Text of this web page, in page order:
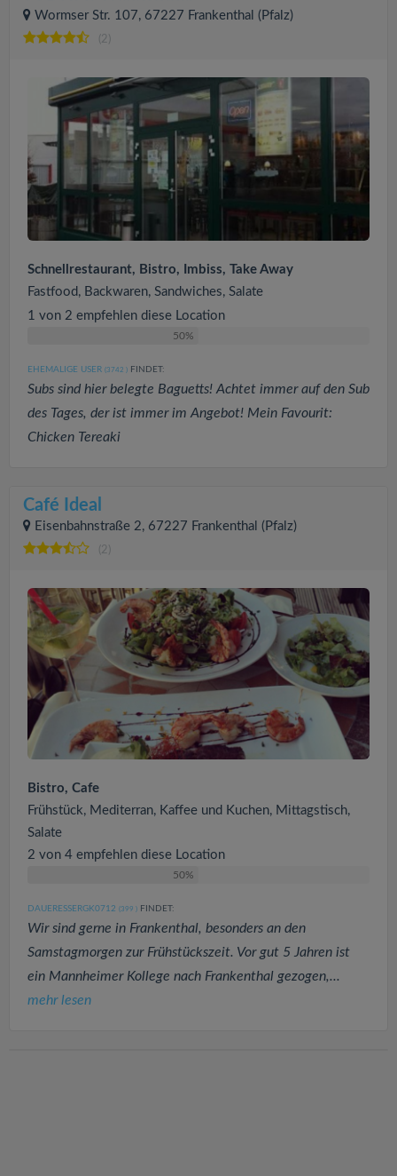
Wormser Str. 107, 67227 Frankenthal (Pfalz)
(2)
Schnellrestaurant, Bistro, Imbiss, Take Away
Fastfood, Backwaren, Sandwiches, Salate
1 von 2 empfehlen diese Location
50%
EHEMALIGE USER (3742 ) FINDET:
Subs sind hier belegte Baguetts! Achtet immer auf den Sub
des Tages, der ist immer im Angebot! Mein Favourit:
Chicken Tereaki
Café Ideal
Eisenbahnstraße 2, 67227 Frankenthal (Pfalz)
(2)
Bistro, Cafe
Frühstück, Mediterran, Kaffee und Kuchen, Mittagstisch,
Salate
2 von 4 empfehlen diese Location
50%
DAUERESSERGK0712 (399 ) FINDET:
Wir sind gerne in Frankenthal, besonders an den
Samstagmorgen zur Frühstückszeit. Vor gut 5 Jahren ist
ein Mannheimer Kollege nach Frankenthal gezogen,...
mehr lesen